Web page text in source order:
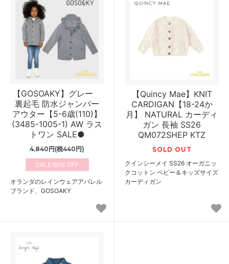
【GOSOAKY】グレー
裏起毛 防水ジャンバー
アウター【5-6歳(110)】
(3485-1005-1) AW ラス
トワン SALE●
4,840円(税440円)
60%
オランダのレインウェアアパレル
ブランド、GOSOAKY
【Quincy Mae】KNIT
CARDIGAN【18-24か
月】 NATURAL カーディ
ガン 長袖 SS26
QM072SHEP KTZ
SOLD OUT
クインシーメイ SS26 オーガニッ
クコットン ベビー＆キッズサイズ
カーディガン